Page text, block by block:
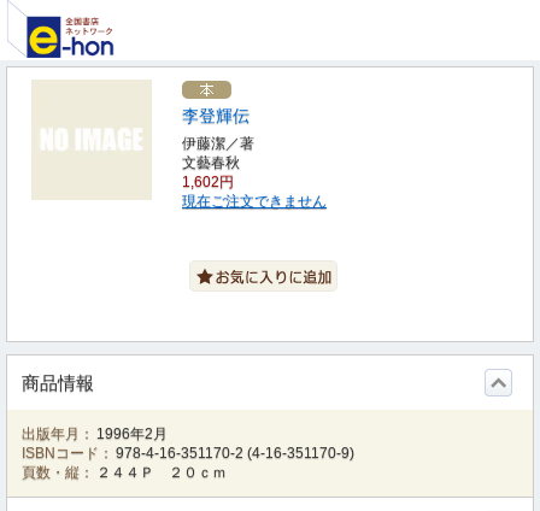
李登輝伝
伊藤潔／著
文藝春秋
1,602円
現在ご注文できません
商品情報
出版年月： 1996年2月
ISBNコード： 978-4-16-351170-2 (4-16-351170-9)
頁数・縦：
２４４Ｐ ２０ｃｍ